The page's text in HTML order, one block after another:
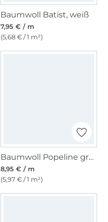
Baumwoll Batist, weiß
7,95 € / m
(5,68 € / 1 m²)
Baumwoll Popeline grün
8,95 € / m
(5,97 € / 1 m²)